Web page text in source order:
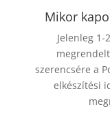
Mikor
Jelenleg
szerencsére a
elkészítési